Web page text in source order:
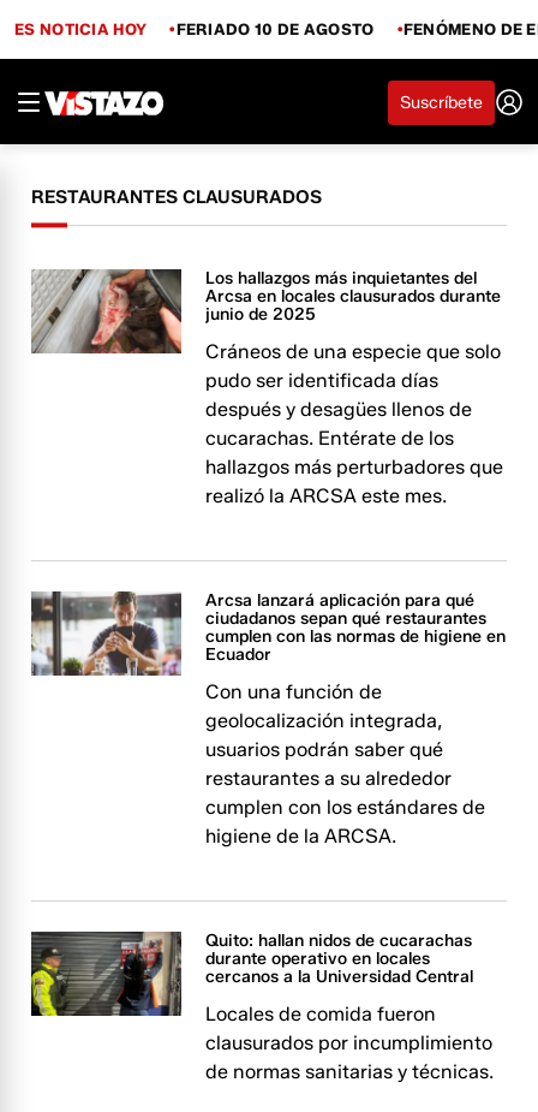
ES NOTICIA HOY FERIADO 10 DE AGOSTO FENÓMENO DE
Suscríbete
RESTAURANTES CLAUSURADOS
Los hallazgos más inquietantes del
Arcsa en locales clausurados durante
junio de 2025
Cráneos de una especie que solo
pudo ser identificada días
después y desagües llenos de
cucarachas. Entérate de los
hallazgos más perturbadores que
realizó la ARCSA este mes.
Arcsa lanzará aplicación para qué
ciudadanos sepan qué restaurantes
cumplen con las normas de higiene en
Ecuador
Con una función de
geolocalización integrada,
usuarios podrán saber qué
restaurantes a su alrededor
cumplen con los estándares de
higiene de la ARCSA.
Quito: hallan nidos de cucarachas
durante operativo en locales
cercanos a la Universidad Central
Locales de comida fueron
clausurados por incumplimiento
de normas sanitarias y técnicas.